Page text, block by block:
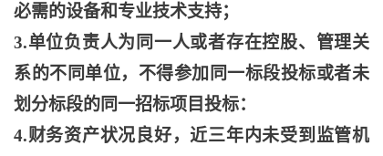
必需的设备和专业技术支持；
3.单位负责人为同一人或者存在控股、管理关
系的不同单位，不得参加同一标段投标或者未
划分标段的同一招标项目投标：
4.财务资产状况良好，近三年内未受到监管机